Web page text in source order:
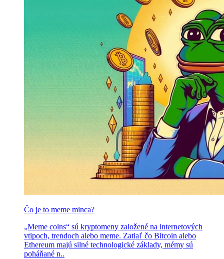
Čo je to meme minca?
„Meme coins“ sú kryptomeny založené na internetových
vtipoch, trendoch alebo meme. Zatiaľ čo Bitcoin alebo
Ethereum majú silné technologické základy, mémy sú
poháňané n..